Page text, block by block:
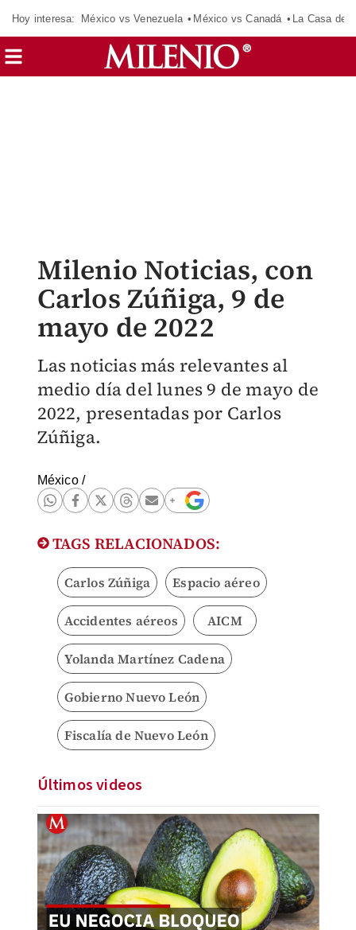
Hoy interesa: México vs Venezuela México vs Canadá La Casa de
Milenio Noticias, con
Carlos Zúñiga, 9 de
mayo de 2022
Las noticias más relevantes al
medio día del lunes 9 de mayo de
2022, presentadas por Carlos
Zúñiga.
México/
TAGS RELACIONADOS:
Carlos Zúñiga Espacio aéreo
Accidentes aéreos AICM
Yolanda Martínez Cadena
Gobierno Nuevo León
Fiscalía de Nuevo León
Últimos videos